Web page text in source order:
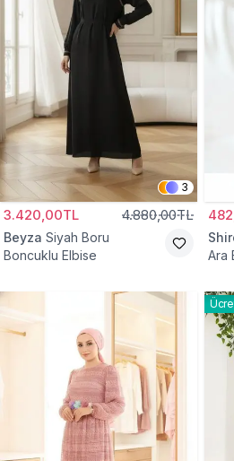
3
3.420,00TL 4.880,00TL
Beyza Siyah Boru
Boncuklu Elbise
Ara